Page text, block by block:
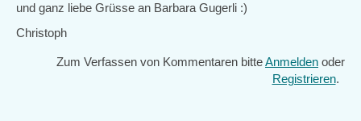
und ganz liebe Grüsse an Barbara Gugerli :)
Christoph
Zum Verfassen von Kommentaren bitteAnmelden oder
Registrieren.